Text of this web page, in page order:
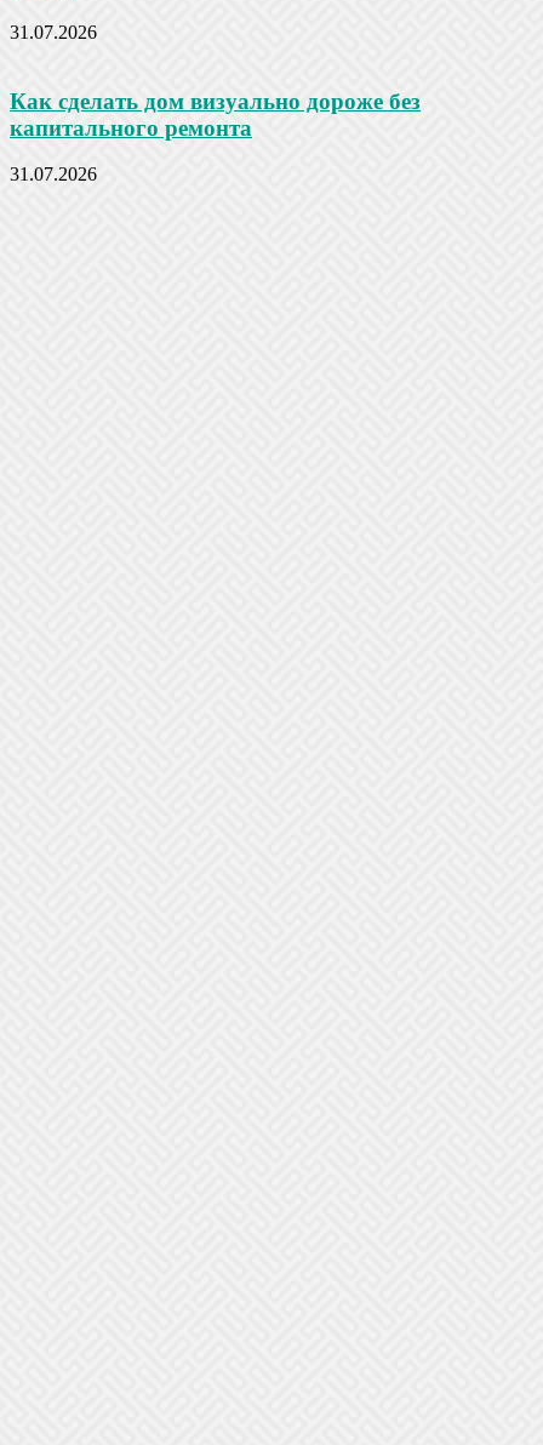
31.07.2026
Как сделать дом визуально дороже без
капитального ремонта
31.07.2026